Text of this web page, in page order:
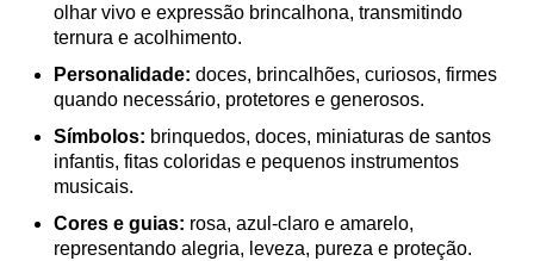
olhar vivo e expressão brincalhona, transmitindo
ternura e acolhimento.
Personalidade: doces, brincalhões, curiosos, firmes
quando necessário, protetores e generosos.
Símbolos: brinquedos, doces, miniaturas de santos
infantis, fitas coloridas e pequenos instrumentos
musicais.
Cores e guias: rosa, azul-claro e amarelo,
representando alegria, leveza, pureza e proteção.